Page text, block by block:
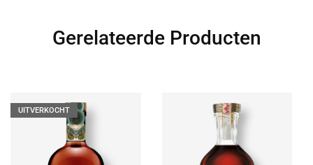
Gerelateerde Producten
UITVERKOCHT